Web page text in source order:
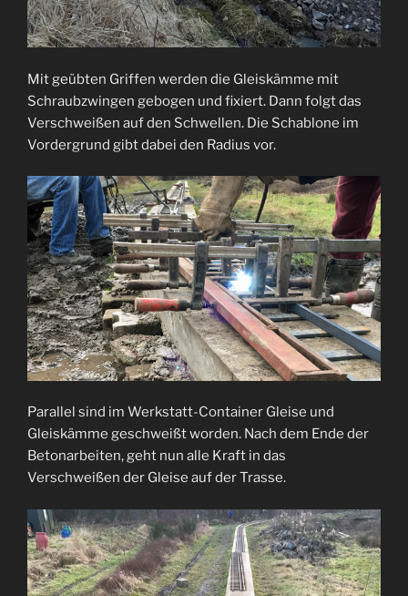
Mit geübten Griffen werden die Gleiskämme mit
Schraubzwingen gebogen und fixiert. Dann folgt das
Verschweißen auf den Schwellen. Die Schablone im
Vordergrund gibt dabei den Radius vor.
Parallel sind im Werkstatt-Container Gleise und
Gleiskämme geschweißt worden. Nach dem Ende der
Betonarbeiten, geht nun alle Kraft in das
Verschweißen der Gleise auf der Trasse.